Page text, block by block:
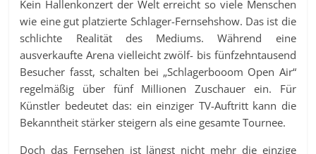
Kein Hallenkonzert der Welt erreicht so viele Menschen
wie eine gut platzierte Schlager-Fernsehshow. Das ist die
schlichte Realität des Mediums. Während eine
ausverkaufte Arena vielleicht zwölf- bis fünfzehntausend
Besucher fasst, schalten bei „Schlagerbooom Open Air“
regelmäßig über fünf Millionen Zuschauer ein. Für
Künstler bedeutet das: ein einziger TV-Auftritt kann die
Bekanntheit stärker steigern als eine gesamte Tournee.
Doch das Fernsehen ist längst nicht mehr die einzige